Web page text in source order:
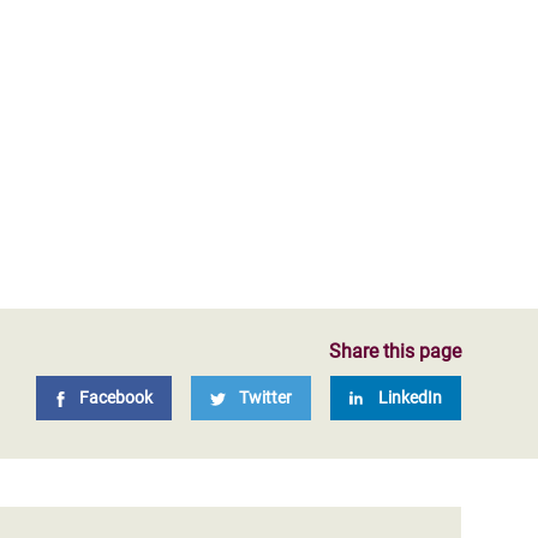
Share this page
Facebook Twitter LinkedIn